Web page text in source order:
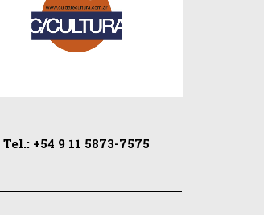
Tel.: +54 9 11 5873-7575